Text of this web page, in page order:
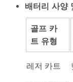
배터리 사양
골프 카
트 유형
레저 카트